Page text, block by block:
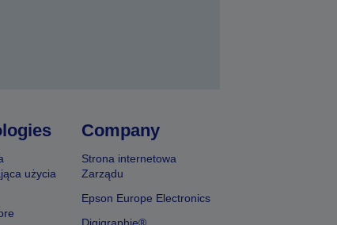
użycia
Company
Strona internetowa
Zarządu
Epson Europe Electronics